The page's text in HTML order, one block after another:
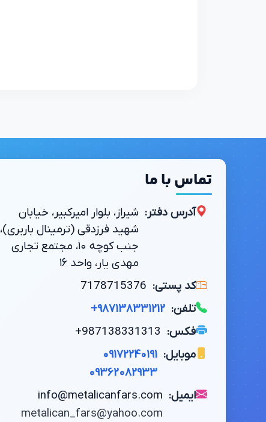
تماس با ما
آدرس دفتر: شیراز، بلوار امیرکبیر، خیابان
شهید فرزدقی (ترمینال باربری)،
جنب کوچه ۱۰، مجتمع تجاری
مهدی یار، واحد ۱۶
کد پستی: 7178715376
تلفن: +987138331212
فکس: +987138331313
موبایل: 09172240191
09362082933
ایمیل: info@metalicanfars.com
metalican_fars@yahoo.com